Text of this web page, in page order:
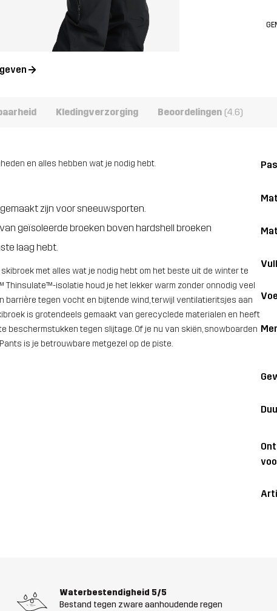
Kledingverzorging Beoordelingen (4.6)
en alles hebben wat je nodig hebt.
zijn voor sneeuwsporten.
geïsoleerde broeken boven hardshell broeken
laag hebt.
met alles wat je nodig hebt om het beste uit de winter te
isolatie houd je het lekker warm zonder onnodig veel
barrière tegen vocht en bijtende wind, terwijl ventilatieritsjes aan
is grotendeels gemaakt van gerecyclede materialen en heeft
tegen slijtage. Of je nu van skiën, snowboarden
is je betrouwbare metgezel op de piste.
Waterbestendigheid 5/5
Bestand tegen zware aanhoudende regen